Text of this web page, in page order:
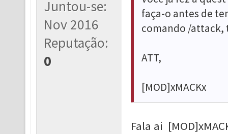
Juntou-se:
Nov 2016
Reputação:
0
faça-o antes de
comando /attack,
ATT,
[MOD]xMACKx
Fala ai